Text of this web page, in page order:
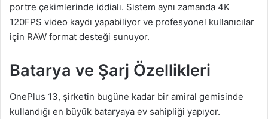
portre çekimlerinde iddialı. Sistem aynı zamanda 4K
120FPS video kaydı yapabiliyor ve profesyonel kullanıcılar
için RAW format desteği sunuyor.
Batarya ve Şarj Özellikleri
OnePlus 13, şirketin bugüne kadar bir amiral gemisinde
kullandığı en büyük bataryaya ev sahipliği yapıyor.